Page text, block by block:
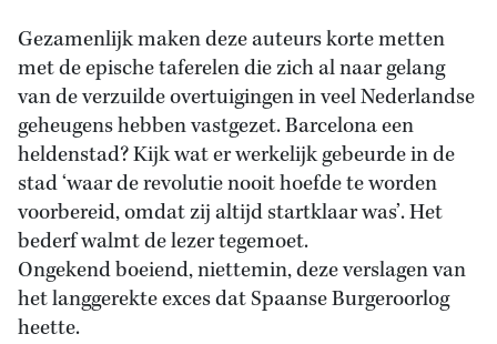
Gezamenlijk maken deze auteurs korte metten
met de epische taferelen die zich al naar gelang
van de verzuilde overtuigingen in veel Nederlandse
geheugens hebben vastgezet. Barcelona een
heldenstad? Kijk wat er werkelijk gebeurde in de
stad ‘waar de revolutie nooit hoefde te worden
voorbereid, omdat zij altijd startklaar was’. Het
bederf walmt de lezer tegemoet.
Ongekend boeiend, niettemin, deze verslagen van
het langgerekte exces dat Spaanse Burgeroorlog
heette.